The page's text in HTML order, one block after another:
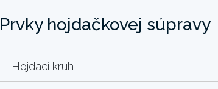
Prvky hojdačkovej súpravy
Hojdací kruh